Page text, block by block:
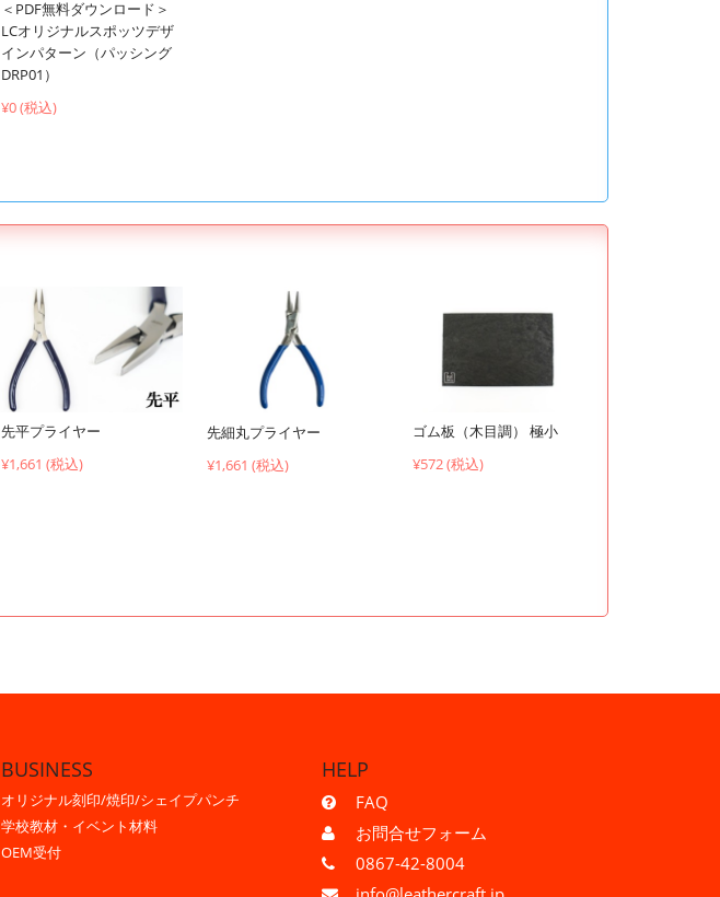
＜PDF無料ダウンロード＞
LCオリジナルスポッツデザ
インパターン（パッシング
DRP01）
¥0 (税込)
先平プライヤー
¥1,661 (税込)
先細丸プライヤー
¥1,661 (税込)
ゴム板（木目調） 極小
¥572 (税込)
BUSINESS
オリジナル刻印/焼印/シェイプパンチ
学校教材・イベント材料
OEM受付
HELP
FAQ
お問合せフォーム
0867-42-8004